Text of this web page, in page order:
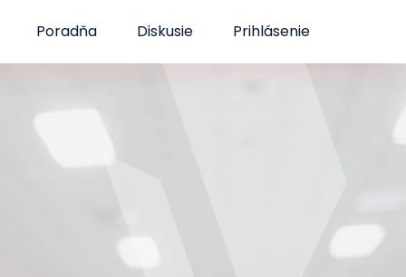
Poradňa Diskusie Prihlásenie